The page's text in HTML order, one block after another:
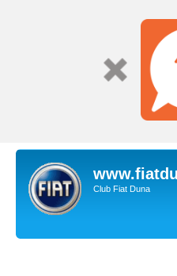
Club Fiat Duna